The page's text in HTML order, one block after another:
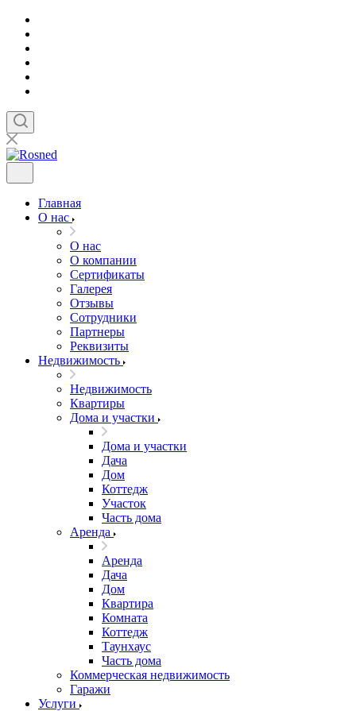
Главная
О нас
О нас
О компании
Сертификаты
Галерея
Отзывы
Сотрудники
Партнеры
Реквизиты
Недвижимость
Недвижимость
Квартиры
Дома и участки
Дома и участки
Дача
Дом
Коттедж
Участок
Часть дома
Аренда
Аренда
Дача
Дом
Квартира
Комната
Коттедж
Таунхаус
Часть дома
Коммерческая недвижимость
Гаражи
Услуги